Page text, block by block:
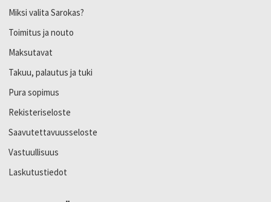
Miksi valita Sarokas?
Toimitus ja nouto
Maksutavat
Takuu, palautus ja tuki
Pura sopimus
Rekisteriseloste
Saavutettavuusseloste
Vastuullisuus
Laskutustiedot